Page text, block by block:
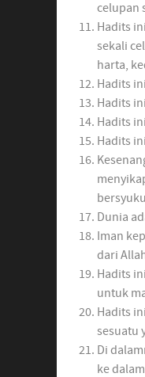
celupan
Hadits
sekali
harta,
Hadits
Hadits
Hadits
Hadits
Dunia
Iman
dari
Hadits
untuk
Hadits
sesuatu
Di
ke